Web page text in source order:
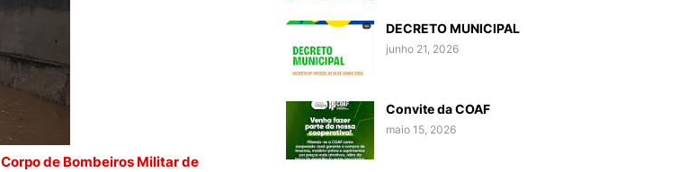
Corpo de Bombeiros Militar de
DECRETO MUNICIPAL
junho 21, 2026
Convite da COAF
maio 15, 2026